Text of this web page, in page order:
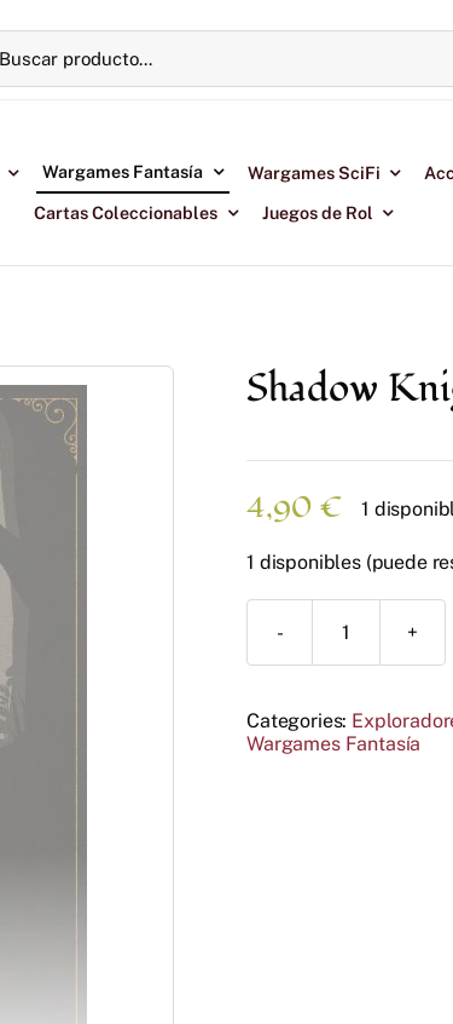
Wargames Fantasía Wargames SciFi
Cartas Coleccionables
Juegos de Rol
Shadow
4,90 € 1
1 disponibles (puede
Shadow
Knight
Categories:
Wargames Fantasía